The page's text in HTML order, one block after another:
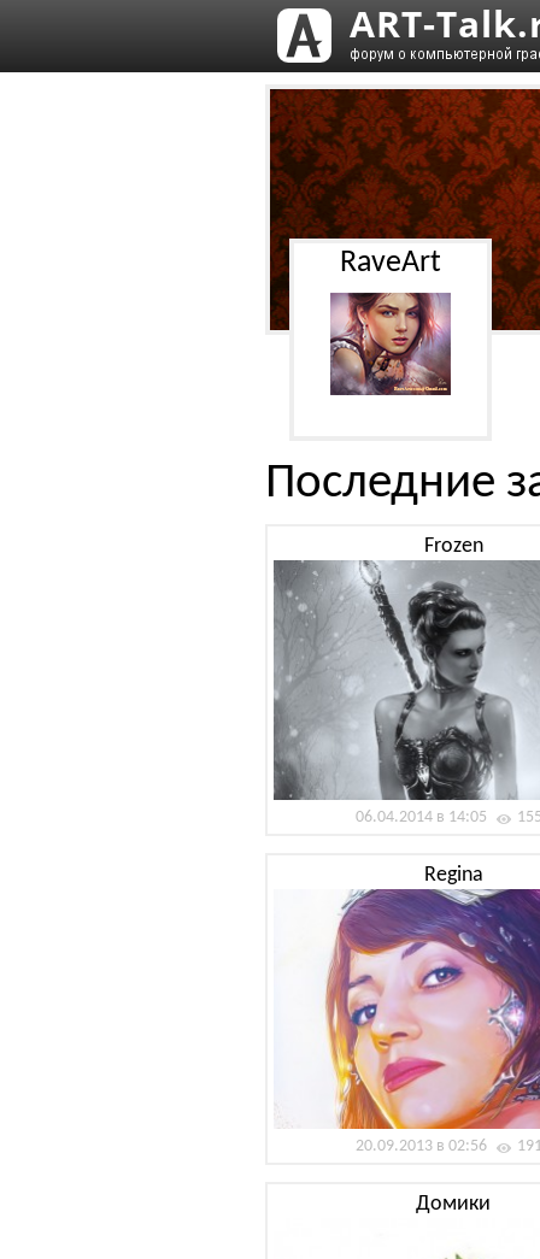
RaveArt
Последние
Frozen
06.04.2014 в 14:05
Regina
20.09.2013 в 02:56
Домики